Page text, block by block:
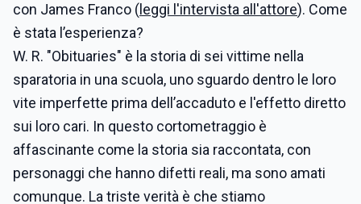
con James Franco ( leggi l'intervista all'attore). Come
è stata l’esperienza?
W. R. "Obituaries" è la storia di sei vittime nella
sparatoria in una scuola, uno sguardo dentro le loro
vite imperfette prima dell’accaduto e l'effetto diretto
sui loro cari. In questo cortometraggio è
affascinante come la storia sia raccontata, con
personaggi che hanno difetti reali, ma sono amati
comunque. La triste verità è che stiamo